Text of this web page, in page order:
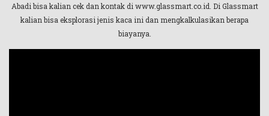
Abadi bisa kalian cek dan kontak di www.glassmart.co.id. Di Glassmart
kalian bisa eksplorasi jenis kaca ini dan mengkalkulasikan berapa
biayanya.